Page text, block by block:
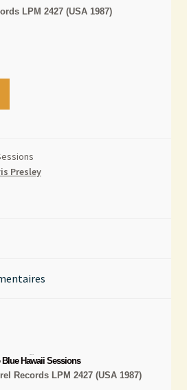
LPM 2427 (USA 1987)
Presley
Blue Hawaii Sessions
Records LPM 2427 (USA 1987)